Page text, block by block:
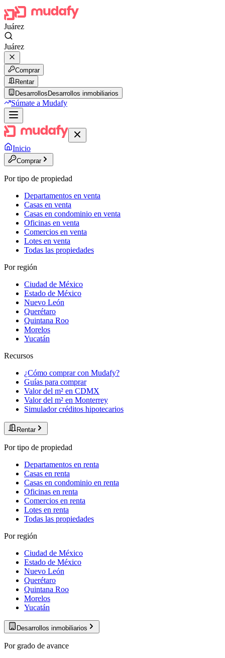
Juárez
Juárez
Comprar
Rentar
Desarrollos Desarrollos inmobiliarios
Súmate a Mudafy
Inicio
Comprar
Por tipo de propiedad
Departamentos en venta
Casas en venta
Casas en condominio en venta
Oficinas en venta
Comercios en venta
Lotes en venta
Todas las propiedades
Por región
Ciudad de México
Estado de México
Nuevo León
Querétaro
Quintana Roo
Morelos
Yucatán
Recursos
¿Cómo comprar con Mudafy?
Guías para comprar
Valor del m² en CDMX
Valor del m² en Monterrey
Simulador créditos hipotecarios
Rentar
Por tipo de propiedad
Departamentos en renta
Casas en renta
Casas en condominio en renta
Oficinas en renta
Comercios en renta
Lotes en renta
Todas las propiedades
Por región
Ciudad de México
Estado de México
Nuevo León
Querétaro
Quintana Roo
Morelos
Yucatán
Desarrollos inmobiliarios
Por grado de avance